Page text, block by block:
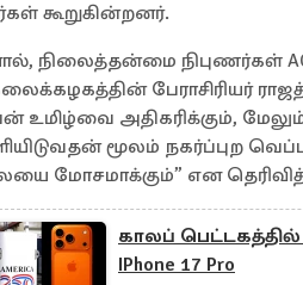
கூறுகின்றனர்.
நிலைத்தன்மை நிபுணர்கள் AC
பேராசிரியர்
உமிழ்வை அதிகரிக்கும்,
மூலம் நகர்ப்புற வெப்ப
மோசமாக்கும்” என
காலப்
IPhone 17 Pro